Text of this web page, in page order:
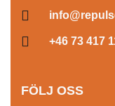
+46 73 417
FÖLJ OSS